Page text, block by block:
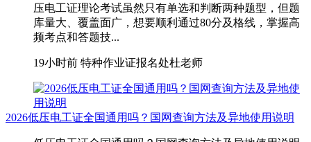
压电工证理论考试虽然只有单选和判断两种题型，但题
库量大、覆盖面广，想要顺利通过80分及格线，掌握高
频考点和答题技...
19小时前 特种作业证报名处杜老师
2026低压电工证全国通用吗？国网查询方法及异地使用说明